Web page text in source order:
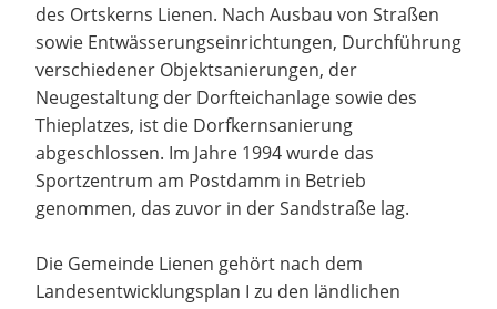
des Ortskerns Lienen. Nach Ausbau von Straßen
sowie Entwässerungseinrichtungen, Durchführung
verschiedener Objektsanierungen, der
Neugestaltung der Dorfteichanlage sowie des
Thieplatzes, ist die Dorfkernsanierung
abgeschlossen. Im Jahre 1994 wurde das
Sportzentrum am Postdamm in Betrieb
genommen, das zuvor in der Sandstraße lag.
Die Gemeinde Lienen gehört nach dem
Landesentwicklungsplan I zu den ländlichen